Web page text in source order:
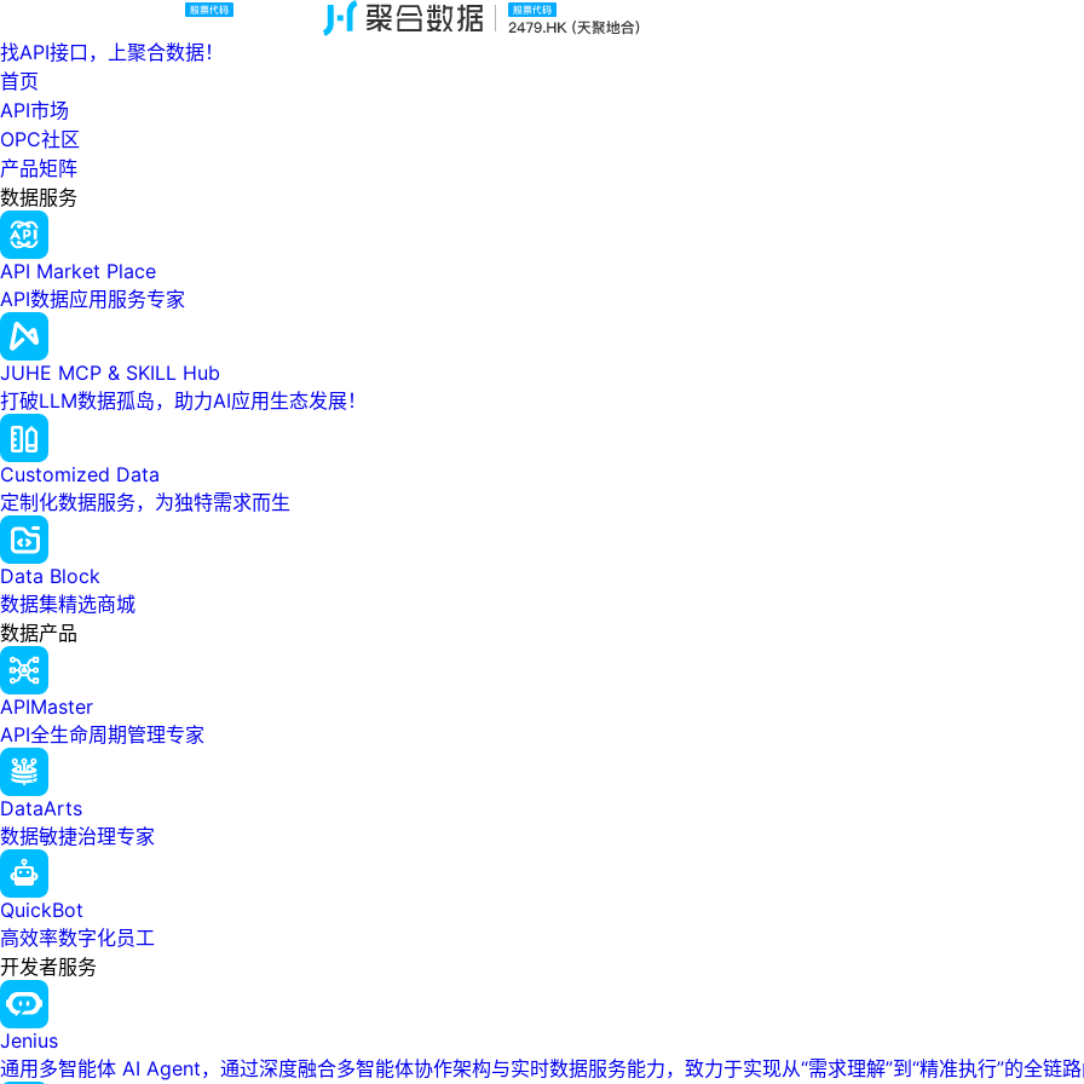
找API接口，上聚合数据！
首页
API市场
OPC社区
产品矩阵
数据服务
API Market Place
API数据应用服务专家
JUHE MCP & SKILL Hub
打破LLM数据孤岛，助力AI应用生态发展！
Customized Data
定制化数据服务，为独特需求而生
Data Block
数据集精选商城
数据产品
APIMaster
API全生命周期管理专家
DataArts
数据敏捷治理专家
QuickBot
高效率数字化员工
开发者服务
Jenius
通用多智能体 AI Agent，通过深度融合多智能体协作架构与实时数据服务能力，致力于实现从“需求理解”到“精准执行”的全链